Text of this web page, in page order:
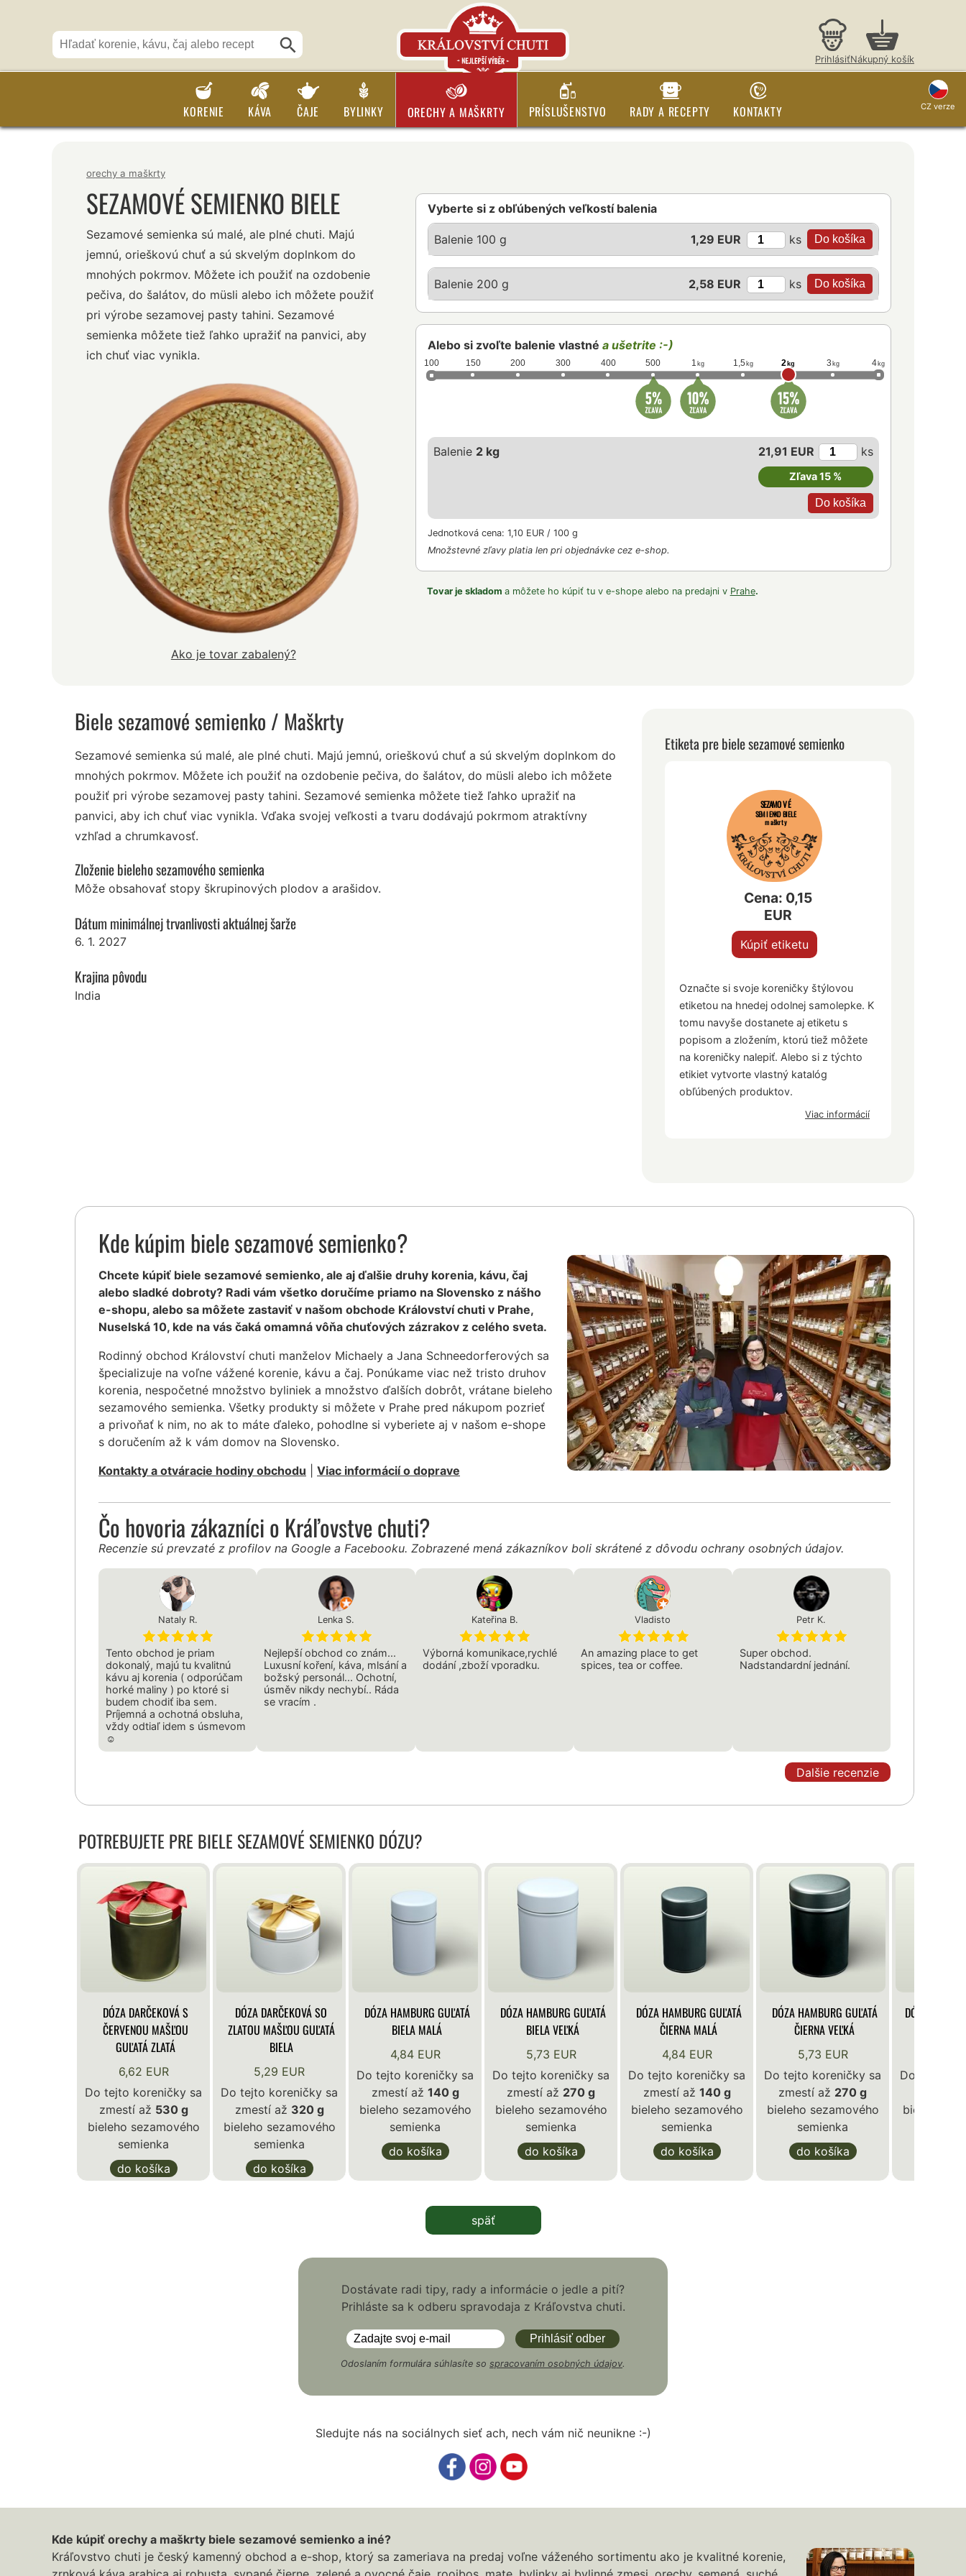
PrihlásiťNákupný košík
KORENIE KÁVA ČAJE BYLINKY ORECHY A MAŠKRTY PRÍSLUŠENSTVO RADY A RECEPTY KONTAKTY CZ verze
orechy a maškrty
SEZAMOVÉ SEMIENKO BIELE
Sezamové semienka sú malé, ale plné chuti. Majú
jemnú, orieškovú chuť a sú skvelým doplnkom do
mnohých pokrmov. Môžete ich použiť na ozdobenie
pečiva, do šalátov, do müsli alebo ich môžete použiť
pri výrobe sezamovej pasty tahini. Sezamové
semienka môžete tiež ľahko upražiť na panvici, aby
ich chuť viac vynikla.
Ako je tovar zabalený?
Vyberte si z obľúbených veľkostí balenia
Balenie 100 g 1,29 EUR ks
Balenie 200 g 2,58 EUR ks
Alebo si zvoľte balenie vlastné a ušetrite :-)
100 150 200 300 400 500 1 kg 1,5 kg 2 kg 3 kg 4 kg
Balenie 2 kg 21,91 EUR ks
Zľava 15 %
Jednotková cena: 1,10 EUR / 100 g
Množstevné zľavy platia len pri objednávke cez e-shop.
Tovar je skladom a môžete ho kúpiť tu v e-shope alebo na predajni v Prahe.
Biele sezamové semienko / Maškrty
Sezamové semienka sú malé, ale plné chuti. Majú jemnú, orieškovú chuť a sú skvelým doplnkom do
mnohých pokrmov. Môžete ich použiť na ozdobenie pečiva, do šalátov, do müsli alebo ich môžete
použiť pri výrobe sezamovej pasty tahini. Sezamové semienka môžete tiež ľahko upražiť na
panvici, aby ich chuť viac vynikla. Vďaka svojej veľkosti a tvaru dodávajú pokrmom atraktívny
vzhľad a chrumkavosť.
Zloženie bieleho sezamového semienka
Môže obsahovať stopy škrupinových plodov a arašidov.
Dátum minimálnej trvanlivosti aktuálnej šarže
6. 1. 2027
Krajina pôvodu
India
Etiketa pre biele sezamové semienko
SEZAMOVÉ
SEMIENKO BIELE
maškrty
Cena: 0,15
EUR
Kúpiť etiketu
Označte si svoje koreničky štýlovou
etiketou na hnedej odolnej samolepke. K
tomu navyše dostanete aj etiketu s
popisom a zložením, ktorú tiež môžete
na koreničky nalepiť. Alebo si z týchto
etikiet vytvorte vlastný katalóg
obľúbených produktov.
Viac informácií
Kde kúpim biele sezamové semienko?
Chcete kúpiť biele sezamové semienko, ale aj ďalšie druhy korenia, kávu, čaj
alebo sladké dobroty? Radi vám všetko doručíme priamo na Slovensko z nášho
e-shopu, alebo sa môžete zastaviť v našom obchode Království chuti v Prahe,
Nuselská 10, kde na vás čaká omamná vôňa chuťových zázrakov z celého sveta.
Rodinný obchod Království chuti manželov Michaely a Jana Schneedorferových sa
špecializuje na voľne vážené korenie, kávu a čaj. Ponúkame viac než tristo druhov
korenia, nespočetné množstvo byliniek a množstvo ďalších dobrôt, vrátane bieleho
sezamového semienka. Všetky produkty si môžete v Prahe pred nákupom pozrieť
a privoňať k nim, no ak to máte ďaleko, pohodlne si vyberiete aj v našom e-shope
s doručením až k vám domov na Slovensko.
Kontakty a otváracie hodiny obchodu
Viac informácií o doprave
Čo hovoria zákazníci o Kráľovstve chuti?
Recenzie sú prevzaté z profilov na Google a Facebooku. Zobrazené mená zákazníkov boli skrátené z dôvodu ochrany osobných údajov.
Nataly R.
Tento obchod je priam
dokonalý, majú tu kvalitnú
kávu aj korenia ( odporúčam
horké maliny ) po ktoré si
budem chodiť iba sem.
Príjemná a ochotná obsluha,
vždy odtiaľ idem s úsmevom
☺️
Lenka S.
Nejlepší obchod co znám...
Luxusní koření, káva, mlsání a
božský personál... Ochotní,
úsměv nikdy nechybí.. Ráda
se vracím .
Kateřina B.
Výborná komunikace,rychlé
dodání ,zboží vporadku.
Vladisto
An amazing place to get
spices, tea or coffee.
Petr K.
Super obchod.
Nadstandardní jednání.
Dalšie recenzie
POTREBUJETE PRE BIELE SEZAMOVÉ SEMIENKO DÓZU?
DÓZA DARČEKOVÁ S
ČERVENOU MAŠĽOU
GUĽATÁ ZLATÁ
6,62 EUR
Do tejto koreničky sa
zmestí až 530 g
bieleho sezamového
semienka
do košíka
DÓZA DARČEKOVÁ SO
ZLATOU MAŠĽOU GUĽATÁ
BIELA
5,29 EUR
Do tejto koreničky sa
zmestí až 320 g
bieleho sezamového
semienka
do košíka
DÓZA HAMBURG GUĽATÁ
BIELA MALÁ
4,84 EUR
Do tejto koreničky sa
zmestí až 140 g
bieleho sezamového
semienka
do košíka
DÓZA HAMBURG GUĽATÁ
BIELA VEĽKÁ
5,73 EUR
Do tejto koreničky sa
zmestí až 270 g
bieleho sezamového
semienka
do košíka
DÓZA HAMBURG GUĽATÁ
ČIERNA MALÁ
4,84 EUR
Do tejto koreničky sa
zmestí až 140 g
bieleho sezamového
semienka
do košíka
DÓZA HAMBURG GUĽATÁ
ČIERNA VEĽKÁ
5,73 EUR
Do tejto koreničky sa
zmestí až 270 g
bieleho sezamového
semienka
do košíka
DÓZA KLASIK
Do tejto
bieleho
späť
Dostávate radi tipy, rady a informácie o jedle a pití?
Prihláste sa k odberu spravodaja z Kráľovstva chuti.
Odoslaním formulára súhlasíte so spracovaním osobných údajov.
Sledujte nás na sociálnych sieť ach, nech vám nič neunikne :-)
Kde kúpiť orechy a maškrty biele sezamové semienko a iné?
Kráľovstvo chuti je český kamenný obchod a e-shop, ktorý sa zameriava na predaj voľne váženého sortimentu ako je kvalitné korenie,